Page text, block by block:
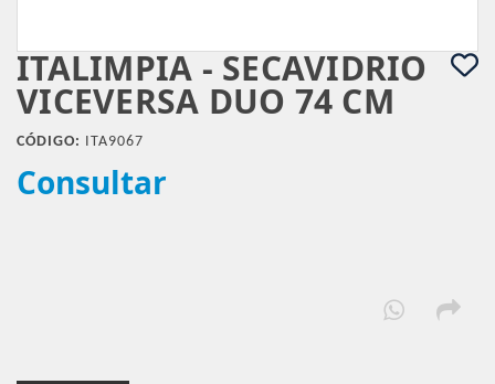
ITALIMPIA - SECAVIDRIO
VICEVERSA DUO 74 CM
CÓDIGO: ITA9067
Consultar